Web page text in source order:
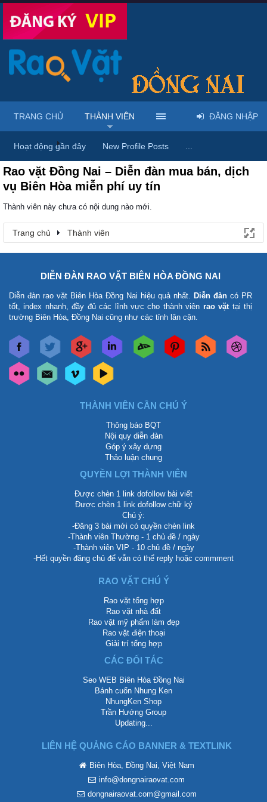
Trang chủ Thành viên
Rao vặt Đồng Nai – Diễn đàn mua bán, dịch
vụ Biên Hòa miễn phí uy tín
Thành viên này chưa có nội dung nào mới.
Trang chủ Thành viên
TRANG CHỦ THÀNH VIÊN
Hoạt động gần đây New Profile Posts
ĐĂNG NHẬP
DIỄN ĐÀN RAO VẶT BIÊN HÒA ĐỒNG NAI
Diễn đàn rao vặt Biên Hòa Đồng Nai hiệu quả nhất. Diễn đàn có PR
tốt, index nhanh, đầy đủ các lĩnh vực cho thành viên rao vặttại thị
trường Biên Hòa, Đồng Nai cũng như các tỉnh lân cận.
THÀNH VIÊN CẦN CHÚ Ý
Thông báo BQT
Nội quy diễn đàn
Góp ý xây dựng
Thảo luận chung
QUYỀN LỢI THÀNH VIÊN
Được chèn 1 link dofollow bài viết
Được chèn 1 link dofollow chữ ký
Chú ý:
-Đăng 3 bài mới có quyền chèn link
-Thành viên Thường - 1 chủ đề / ngày
-Thành viên VIP - 10 chủ đề / ngày
-Hết quyền đăng chủ để vẫn có thể reply hoặc commment
RAO VẶT CHÚ Ý
Rao vặt tổng hợp
Rao vặt nhà đất
Rao vặt mỹ phẩm làm đẹp
Rao vặt điện thoại
Giải trí tổng hợp
CÁC ĐỐI TÁC
Seo WEB Biên Hòa Đồng Nai
Bánh cuốn Nhung Ken
NhungKen Shop
Trần Hướng Group
Updating...
LIÊN HỆ QUẢNG CÁO BANNER & TEXTLINK
Biên Hòa, Đồng Nai, Việt Nam
info@dongnairaovat.com
dongnairaovat.com@gmail.com